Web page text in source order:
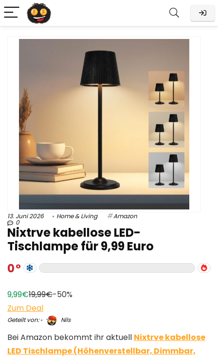
13. Juni 2026 Home & Living Amazon
0
Nixtrve kabellose LED-
Tischlampe für 9,99 Euro
0
9,99€19,99€-50%
Zum Deal
Geteilt von: Nils
Bei Amazon bekommt ihr aktuell Nixtrve kabellose
LED Tischlampe (Höhenverstellbar, Dimmbar,